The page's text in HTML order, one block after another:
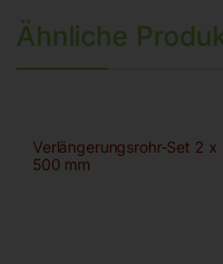
Ähnliche
Verlängerungsrohr-Set 2 x
500 mm